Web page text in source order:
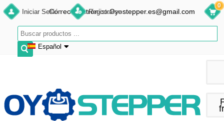
Iniciar Sesión Registrarse
Español
Français
Español
Correo electrónico:Oyostepper.es@gmail.com
0